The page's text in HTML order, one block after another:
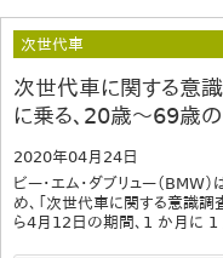
次世代車
次世代車に関する意
に乗る、20歳～69歳
2020年04月24日
ビー・エム・ダブリュー（
め、「次世代車に関する意識
ら4月12日の期間、1 か月に